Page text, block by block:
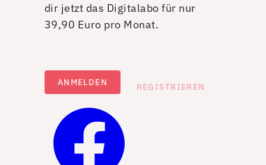
dir jetzt das Digitalabo für nur
39,90 Euro pro Monat.
ANMELDEN REGISTRIEREN